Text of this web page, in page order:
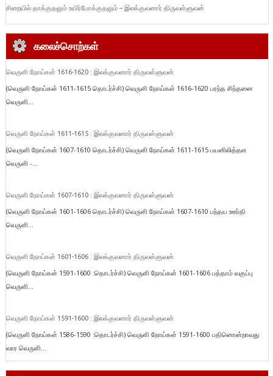
சிறையில் தாக்குதலும் உயிர்போக்குதலும் – இலக்குவனார் திருவள்ளுவன்
கலைச்சொற்கள்
வெருளி நோய்கள் 1616-1620 : இலக்குவனார் திருவள்ளுவன்
(வெருளி நோய்கள் 1611-1615 தொடர்ச்சி) வெருளி நோய்கள் 1616-1620 பரந்த சிந்தனை
வெருளி...
வெருளி நோய்கள் 1611-1615 : இலக்குவனார் திருவள்ளுவன்
(வெருளி நோய்கள் 1607-1610 தொடர்ச்சி) வெருளி நோய்கள் 1611-1615 பயனிலித்தள
வெருளி -...
வெருளி நோய்கள் 1607-1610 : இலக்குவனார் திருவள்ளுவன்
(வெருளி நோய்கள் 1601-1606 தொடர்ச்சி) வெருளி நோய்கள் 1607-1610 பந்தய ஊர்தி
வெருளி...
வெருளி நோய்கள் 1601-1606 : இலக்குவனார் திருவள்ளுவன்
(வெருளி நோய்கள் 1591-1600 :தொடர்ச்சி) வெருளி நோய்கள் 1601-1606 பத்தாம் வகுப்பு
வெருளி...
வெருளி நோய்கள் 1591-1600 : இலக்குவனார் திருவள்ளுவன்
(வெருளி நோய்கள் 1586-1590 :தொடர்ச்சி) வெருளி நோய்கள் 1591-1600 பதினொன்றாவது
வார வெருளி...